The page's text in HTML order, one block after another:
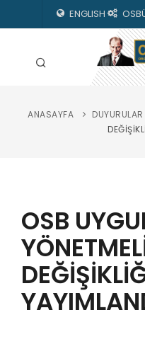
ENGLISH
HAKKIMIZDA
KILAVUZLAR
YAYINLARIMIZ
ENERJİ İZLEME
İLETİŞİM
ANASAYFA DUYURULAR
OSB